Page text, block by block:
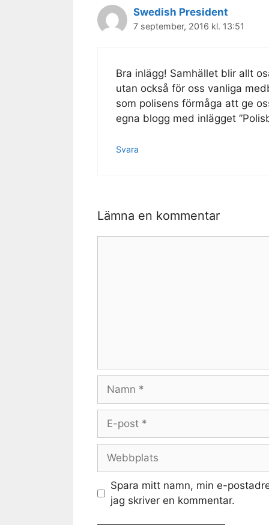
Swedish President
7 september, 2016 kl. 13:51
Bra inlägg! Samhället blir allt
utan också för oss vanliga
som polisens förmåga att ge
egna blogg med inlägget
Svara
Lämna en kommentar
Namn
Webbplats
Spara mitt namn, min e-
jag skriver en kommentar.